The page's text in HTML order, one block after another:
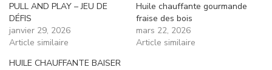
PULL AND PLAY – JEU DE
DÉFIS
janvier 29, 2026
Article similaire
Huile chauffante gourmande
fraise des bois
mars 22, 2026
Article similaire
HUILE CHAUFFANTE BAISER